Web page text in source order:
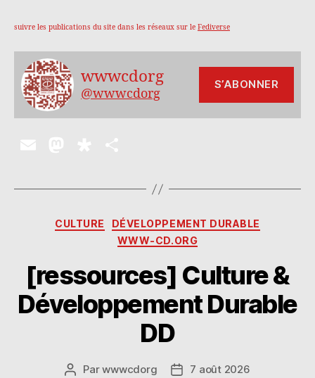
suivre les publications du site dans les réseaux sur le Fediverse
wwwcdorg
@wwwcdorg
S’ABONNER
ai to
d
o
s
p
o
rt
a
g
Catégories
CULTURE
DÉVELOPPEMENT DURABLE
WWW-CD.ORG
[ressources] Culture &
Développement Durable
DD
Auteur
Parwwwcdorg
Date7 août 2026